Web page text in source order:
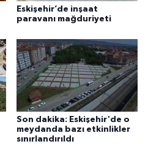
Eskişehir’de inşaat
paravanı mağduriyeti
Son dakika: Eskişehir'de o
meydanda bazı etkinlikler
sınırlandırıldı